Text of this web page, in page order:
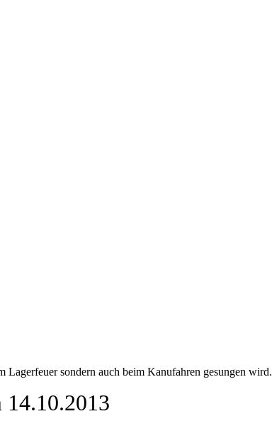
sondern auch beim Kanufahren gesungen wird.